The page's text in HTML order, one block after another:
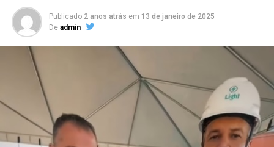
autonomia.
“Minha intenção é inspirar profissionais a se
enxergarem para além dos cargos que ocupam e das
empresas onde atuam. Muitas vezes nos limitamos a
pensar na carreira apenas como uma sequência de
posições ou funções, esquecendo que ela é uma
construção muito maior, que envolve propósito,
impacto e crescimento pessoal”, comenta Mirella
Franco, autora do livro.
Publicado 2 anos atrás em 13 de janeiro de 2025
De admin